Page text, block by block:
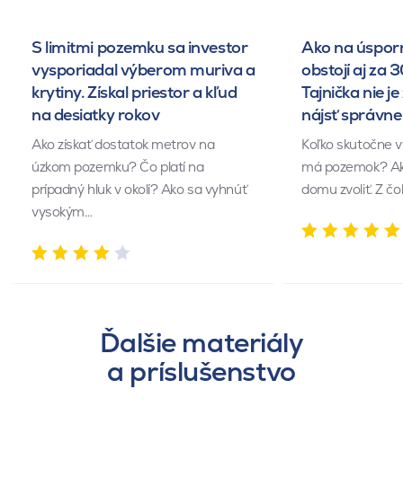
S limitmi pozemku sa investor
vysporiadal výberom muriva a
krytiny. Získal priestor a kľud
na desiatky rokov
Ako získať dostatok metrov na
úzkom pozemku? Čo platí na
prípadný hluk v okolí? Ako sa vyhnúť
vysokým…
Ako na
obstojí aj za
Tajnička nie
nájsť
Koľko skutočne
má pozemok?
domu zvoliť. Z
Ďalšie materiály
a príslušenstvo